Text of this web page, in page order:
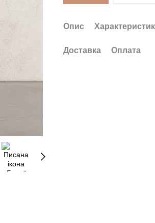
Опис
Доставка Оплата